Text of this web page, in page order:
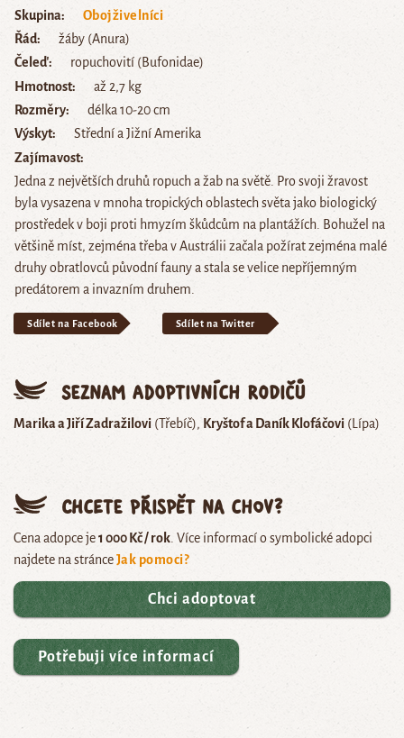
Skupina
Obojživelníci
Řád
žáby (Anura)
Čeleď
ropuchovití (Bufonidae)
Hmotnost
až 2,7 kg
Rozměry
délka 10-20 cm
Výskyt
Střední a Jižní Amerika
Zajímavost
Jedna z největších druhů ropuch a žab na světě. Pro svoji žravost
byla vysazena v mnoha tropických oblastech světa jako biologický
prostředek v boji proti hmyzím škůdcům na plantážích. Bohužel na
většině míst, zejména třeba v Austrálii začala požírat zejména malé
druhy obratlovců původní fauny a stala se velice nepříjemným
predátorem a invazním druhem.
Sdílet na Facebook Sdílet na Twitter
Seznam adoptivních rodičů
Marika a Jiří Zadražilovi (Třebíč) Kryštof a Daník Klofáčovi (Lípa)
Chcete přispět na chov?
Cena adopce je1 000 Kč / rok. Více informací o symbolické adopci
najdete na stránceJak pomoci?
Chci adoptovat
Potřebuji více informací